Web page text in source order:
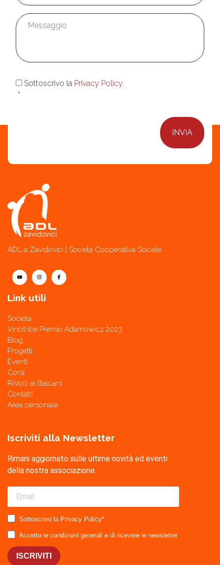
Messaggio
Consenso
Sottoscrivo la Privacy Policy.
*
ADL a Zavidovici | Società Cooperativa Sociale
Link utili
Società
Vincitrice Premio Adamowicz 2023
Blog
Progetti
Eventi
Corsi
RiVolti ai Balcani
Contatti
Area personale
Iscriviti alla Newsletter
Rimani aggiornato sulle ultime novità ed eventi
della nostra associazione.
Sottoscrivo la Privacy Policy*
Accetto le condizioni generali e di ricevere le newsletter
ISCRIVITI